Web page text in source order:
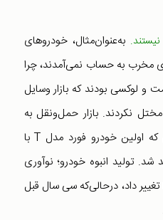
به‌عنوان‌مثال، خودروهای
مخرب به حساب نمی‌آمدند، چرا
و لوکسی بودند که بازار وسایل
نکردند. بازار حمل‌ونقل به
همان شکل باقی ماند تا زمانی که اولین خودرو فورد مدل T با
در سال 1908 تولید شد. تولید انبوه خودرو؛ نوآوری
تغییر داد، درحالی‌که سی سال قبل